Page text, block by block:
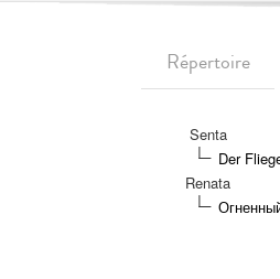
Répertoire
Senta
Der
Renata